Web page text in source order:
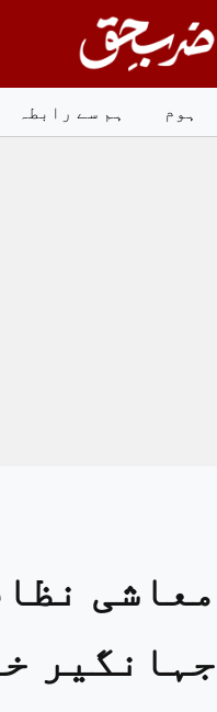
to
content
ہوم
ہم سے رابطہ
معاشی
جہانگیر